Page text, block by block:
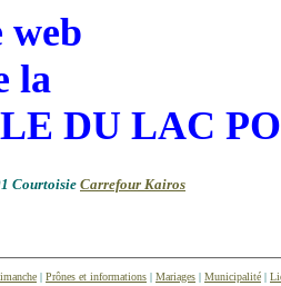
web
la
DU LAC
CourtoisieCarrefour Kairos
| Prônes et informations | Mariages | Municipalité |